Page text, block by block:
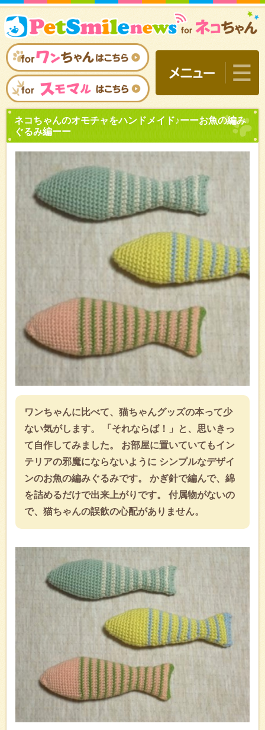
ネコちゃんのオモチャを
ぐるみ編ーー
ワンちゃんに比べて、猫ちゃんグッズの本って少
ない気がします。 「それならば！」と、思いきっ
て自作してみました。 お部屋に置いていてもイン
テリアの邪魔にならないように シンプルなデザイ
ンのお魚の編みぐるみです。 かぎ針で編んで、綿
を詰めるだけで出来上がりです。 付属物がないの
で、猫ちゃんの誤飲の心配がありません。